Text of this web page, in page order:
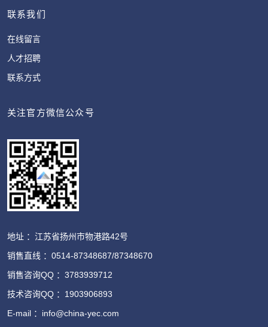
联系我们
在线留言
人才招聘
联系方式
关注官方微信公众号
地址 ：江苏省扬州市物港路42号
销售直线 ：0514-87348687/87348670
销售咨询QQ ：3783939712
技术咨询QQ ：1903906893
E-mail ：info@china-yec.com